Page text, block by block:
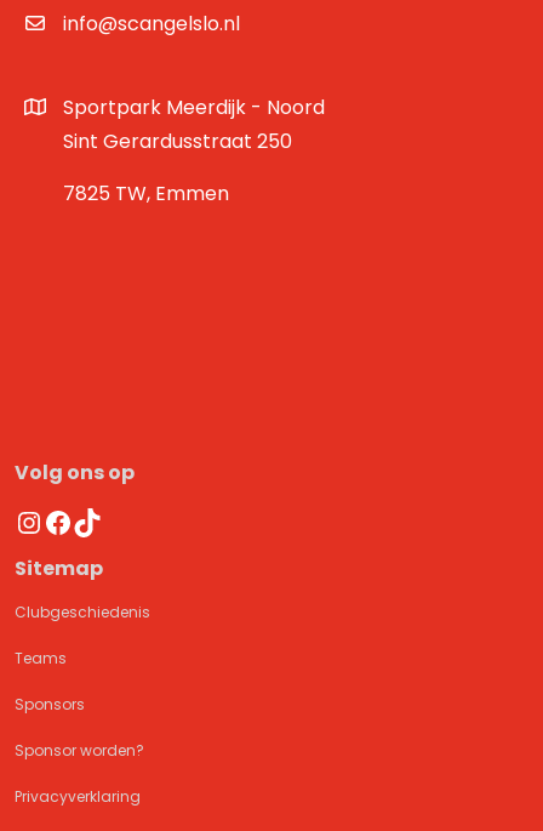
info@scangelslo.nl
Sportpark Meerdijk - Noord
Sint Gerardusstraat 250
7825 TW, Emmen
Volg ons op
Instagram
Facebook
TikTok
Sitemap
Clubgeschiedenis
Teams
Sponsors
Sponsor worden?
Privacyverklaring